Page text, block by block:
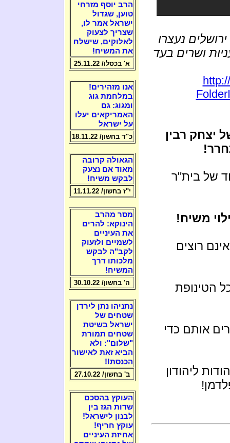
ושרים בעד
יצחק רבין
של בית"ר
משיח!
רוצים
הטינופת
אותם כדי
ליהודון
הרב יוסף מזרחי
טוען, שגדול
ישראל אמר לו,
שצריך לצעוק
לאלוקים, שישלח
את המשיח!
א' בכסלו/ 25.11.22
אנו מזהירים!
במלחמת גוג
ומגוג: גם
האמריקאים יעלו
על ישראל
כ"ד בחשון/ 18.11.22
הגאולה קרובה
מאוד אם נצעק
לבקש משיח!
י"ז בחשון/ 11.11.22
מסר מהרב
הינוקא: להרים
את העיניים
לשמיים ולזעוק
לקב"ה לבקש
מלכותו דרך
המשיח!
ה' בחשון/ 30.10.22
נתניהו נתן לירדן
שטחים של
ישראל בשיטת
שטחים תמורת
"שלום": ולא
הביא זאת לאישור
הכנסת!!
ב' בחשון/ 27.10.22
העוקץ בהסכם
שדות הגז בין
לבנון לישראל!
עוקץ חריף!
אחיזת העיניים